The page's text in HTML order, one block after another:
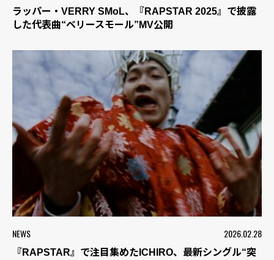
ラッパー・VERRY SMoL、『RAPSTAR 2025』で披露
した代表曲“ベリースモール”MV公開
NEWS 2026.02.28
『RAPSTAR』で注目集めたICHIRO、最新シングル“突